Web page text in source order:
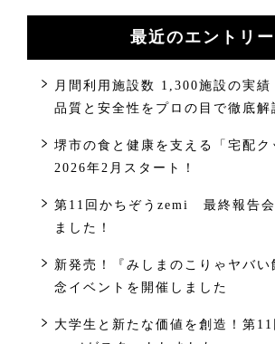
最近のエントリー
月間利用施設数 1,300施設の実績
品質と安全性をプロの目で徹底解
堺市の食と健康を支える「宅配ク
2026年2月スタート！
第11回かちぞうzemi 最終報告会
ました！
新発売！『みしまのこりゃヤバい
念イベントを開催しました
大学生と新たな価値を創造！第11